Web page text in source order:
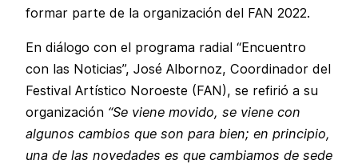
formar parte de la organización del FAN 2022.
En diálogo con el programa radial “Encuentro
con las Noticias”, José Albornoz, Coordinador del
Festival Artístico Noroeste (FAN), se refirió a su
organización “Se viene movido, se viene con
algunos cambios que son para bien; en principio,
una de las novedades es que cambiamos de sede